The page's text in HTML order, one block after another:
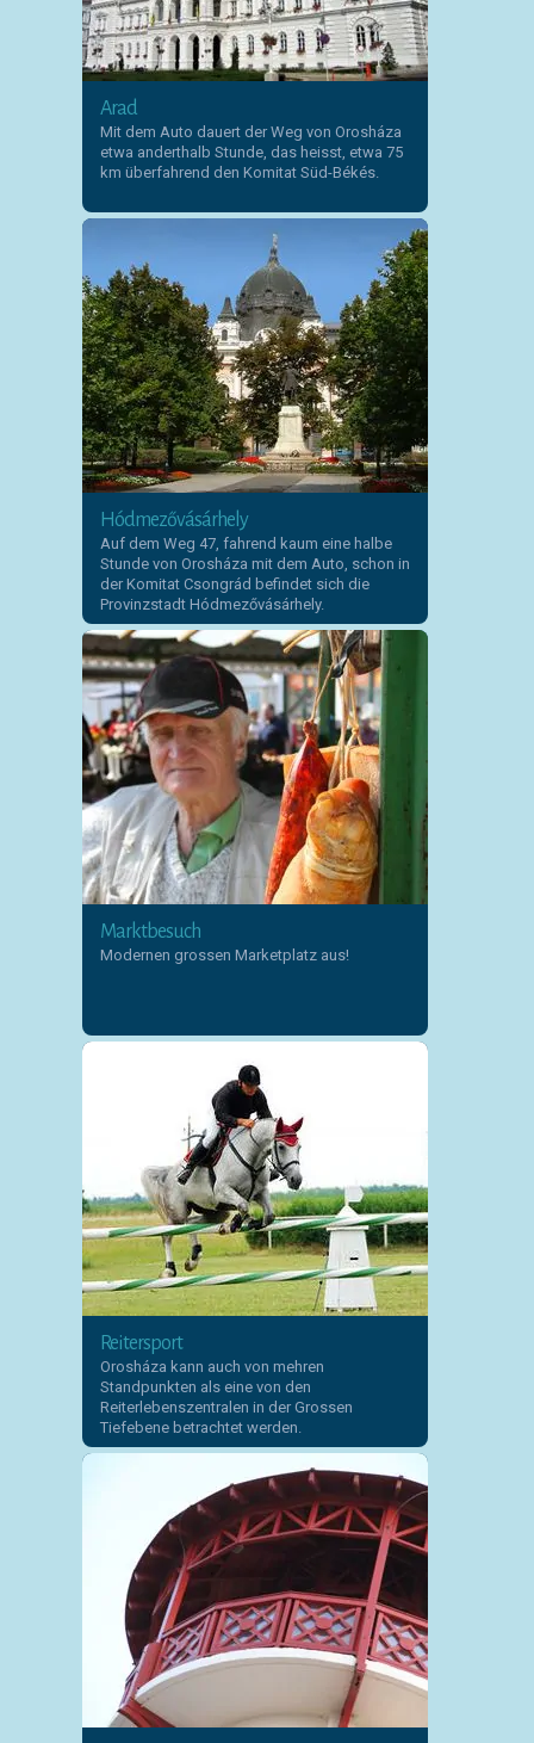
Arad
Mit dem Auto dauert der Weg von Orosháza
etwa anderthalb Stunde, das heisst, etwa 75
km überfahrend den Komitat Süd-Békés.
Hódmezővásárhely
Auf dem Weg 47, fahrend kaum eine halbe
Stunde von Orosháza mit dem Auto, schon in
der Komitat Csongrád befindet sich die
Provinzstadt Hódmezővásárhely.
Marktbesuch
Modernen grossen Marketplatz aus!
Reitersport
Orosháza kann auch von mehren
Standpunkten als eine von den
Reiterlebenszentralen in der Grossen
Tiefebene betrachtet werden.